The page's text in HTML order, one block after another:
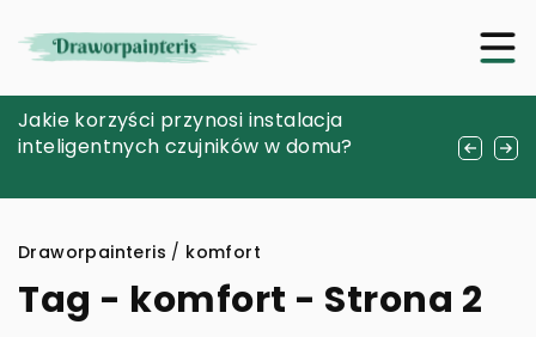
Sztuka dobierania akcesoriów: jak skórzane
dodatki podkreślają męski styl
Jakie korzyści przynosi instalacja
inteligentnych czujników w domu?
Jakie korzyści przynoszą innowacyjne
rozwiązania w projektowaniu miejskich
Draworpainteris / komfort
Tag - komfort - Strona 2